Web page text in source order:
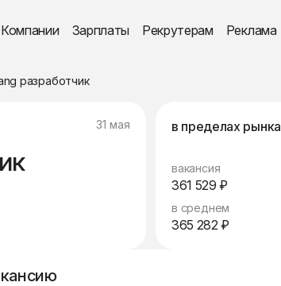
Компании Зарплаты Рекрутерам Реклама
разработчик
31 мая в пределах рынка
вакансия
361 529 ₽
в среднем
365 282 ₽